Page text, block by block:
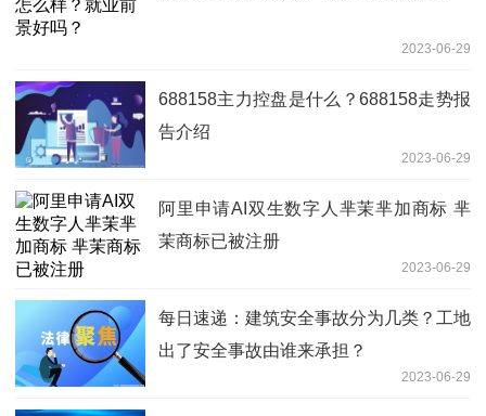
2023-06-29
688158主力控盘是什么？688158走势报
告介绍
2023-06-29
阿里申请AI双生数字人芈茉芈加商标 芈
茉商标已被注册
2023-06-29
每日速递：建筑安全事故分为几类？工地
出了安全事故由谁来承担？
2023-06-29